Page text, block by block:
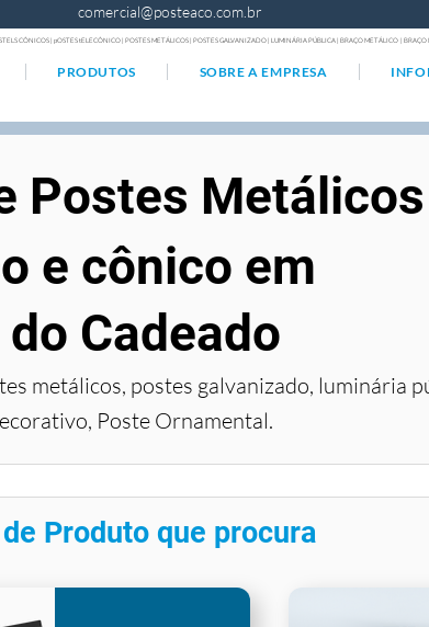
comercial@posteaco.com.br
CÔNICOS | pOSTES tELECÔNICO | POSTES METÁLICOS | POSTES GALVANIZADO | LUMINÁRIA PÚBLICA | BRAÇO METÁLICO |
PRODUTOS SOBRE A EMPRESA
Cadeado
Postes Metálicos
e cônico em
metálicos, postes galvanizado, luminária
Poste Ornamental.
Produto que procura